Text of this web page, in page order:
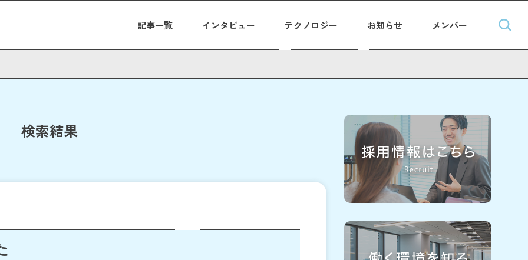
記事一覧 インタビュー テクノロジー お知らせ メンバー
検索結果